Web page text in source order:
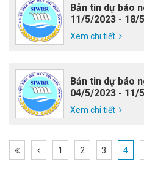
Bản tin dự báo
11/5/2023 - 18/
Xem chi tiết
Bản tin dự báo
04/5/2023 - 11/
Xem chi tiết
1 2 3 4